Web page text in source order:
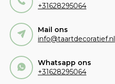
+31628295064
Mail ons
info@taartdecoratief.nl
Whatsapp ons
+31628295064